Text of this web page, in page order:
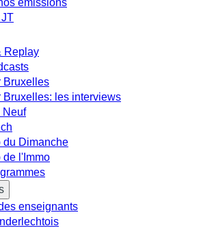
Replay
Bruxelles
Bruxelles: les interviews
Neuf
du Dimanche
de l'Immo
enseignants